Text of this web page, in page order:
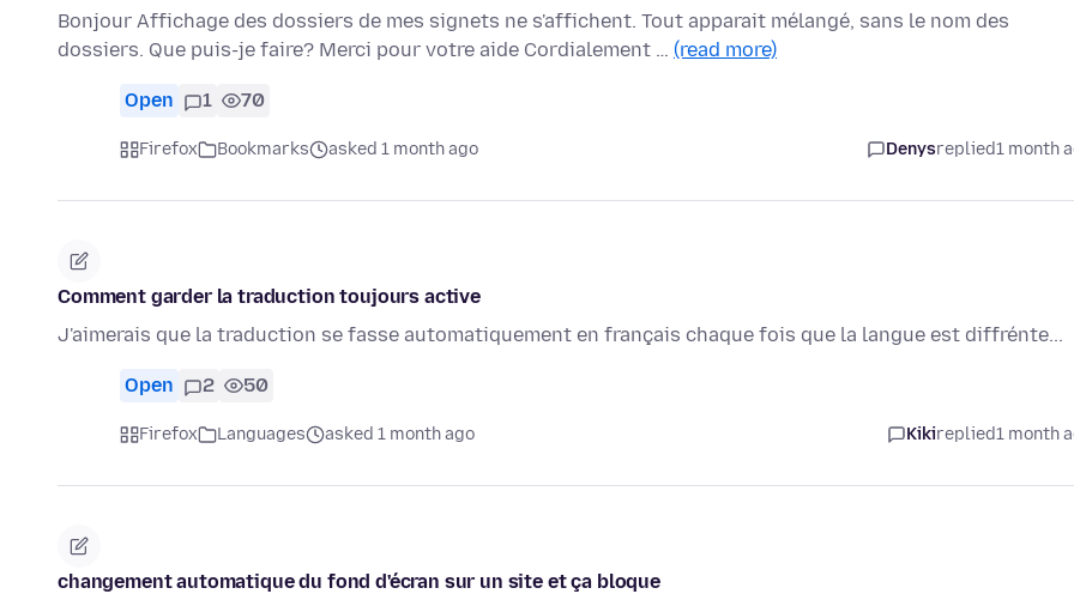
Bonjour Affichage des dossiers de mes signets ne s'affichent. Tout apparait mélangé, sans le nom des
dossiers. Que puis-je faire? Merci pour votre aide Cordialement … (read more)
Open 1 70
Firefox Bookmarks asked 1 month ago Denysreplied1 month
Comment garder la traduction toujours active
J'aimerais que la traduction se fasse automatiquement en français chaque fois que la langue est diffrénte...
Open 2 50
Firefox Languages asked 1 month ago Kikireplied1 month
changement automatique du fond d'écran sur un site et ça bloque